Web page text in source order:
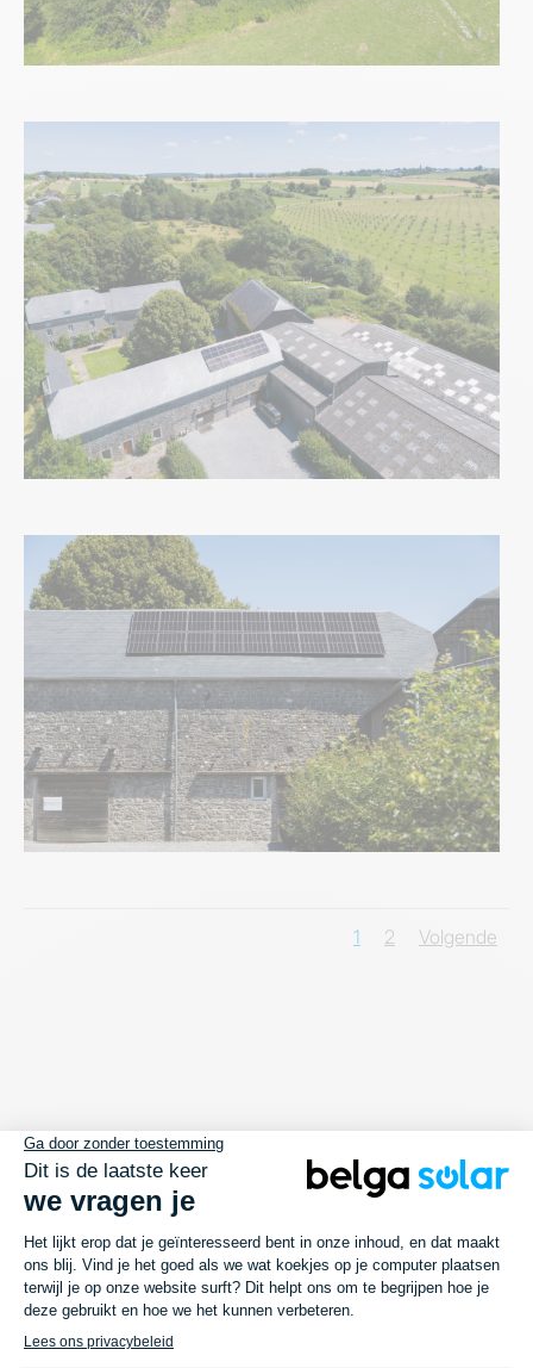
1 2 Volgende
Dit zal u ook bevallen…